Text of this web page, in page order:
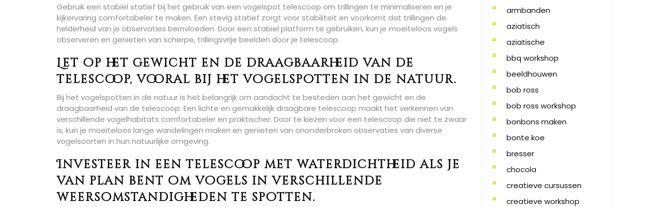
Gebruik een stabiel statief bij het gebruik van een vogelspot telescoop om trillingen te minimaliseren en je
kijkervaring comfortabeler te maken. Een stevig statief zorgt voor stabiliteit en voorkomt dat trillingen de
helderheid van je observaties beïnvloeden. Door een stabiel platform te gebruiken, kun je moeiteloos vogels
observeren en genieten van scherpe, trillingsvrije beelden door je telescoop.
Let op het gewicht en de draagbaarheid van de
telescoop, vooral bij het vogelspotten in de natuur.
Bij het vogelspotten in de natuur is het belangrijk om aandacht te besteden aan het gewicht en de
draagbaarheid van de telescoop. Een lichte en gemakkelijk draagbare telescoop maakt het verkennen van
verschillende vogelhabitats comfortabeler en praktischer. Door te kiezen voor een telescoop die niet te zwaar
is, kun je moeiteloos lange wandelingen maken en genieten van ononderbroken observaties van diverse
vogelsoorten in hun natuurlijke omgeving.
Investeer in een telescoop met waterdichtheid als je
van plan bent om vogels in verschillende
weersomstandigheden te spotten.
armbanden
aziatisch
aziatische
bbq workshop
beeldhouwen
bob ross
bob ross workshop
bonbons maken
bonte koe
bresser
chocola
creatieve cursussen
creatieve workshop